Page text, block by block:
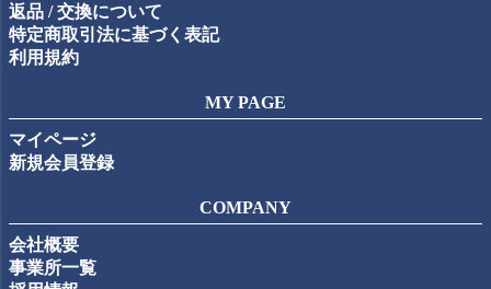
返品 / 交換について
特定商取引法に基づく表記
利用規約
MY PAGE
マイページ
新規会員登録
COMPANY
会社概要
事業所一覧